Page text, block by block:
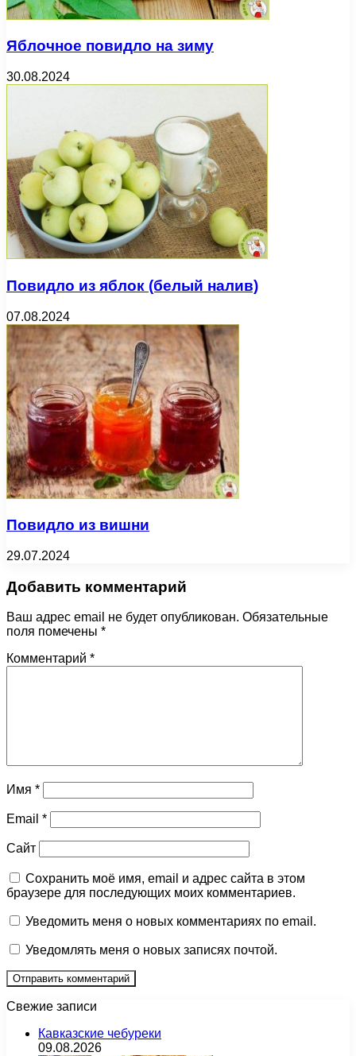
Яблочное повидло на зиму
30.08.2024
Повидло из яблок (белый налив)
07.08.2024
Повидло из вишни
29.07.2024
Добавить комментарий
Ваш адрес email не будет опубликован. Обязательные
поля помечены *
Комментарий *
Имя *
Email *
Сайт
Сохранить моё имя, email и адрес сайта в этом
браузере для последующих моих комментариев.
Уведомить меня о новых комментариях по email.
Уведомлять меня о новых записях почтой.
Свежие записи
Кавказские чебуреки
09.08.2026